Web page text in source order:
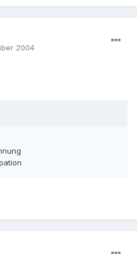
2004